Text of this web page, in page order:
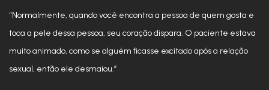
“Normalmente, quando você encontra a pessoa de quem gosta e
toca a pele dessa pessoa, seu coração dispara. O paciente estava
muito animado, como se alguém ficasse excitado após a relação
sexual, então ele desmaiou.”